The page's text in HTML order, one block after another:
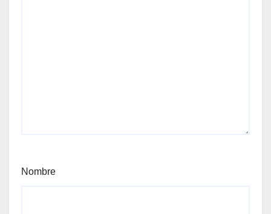
Nombre